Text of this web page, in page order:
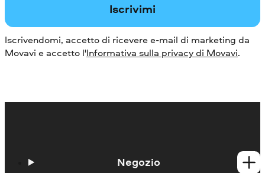
Iscrivimi
Iscrivendomi, accetto di ricevere e-mail di marketing da
Movavi e accetto l'Informativa sulla privacy di Movavi.
Negozio